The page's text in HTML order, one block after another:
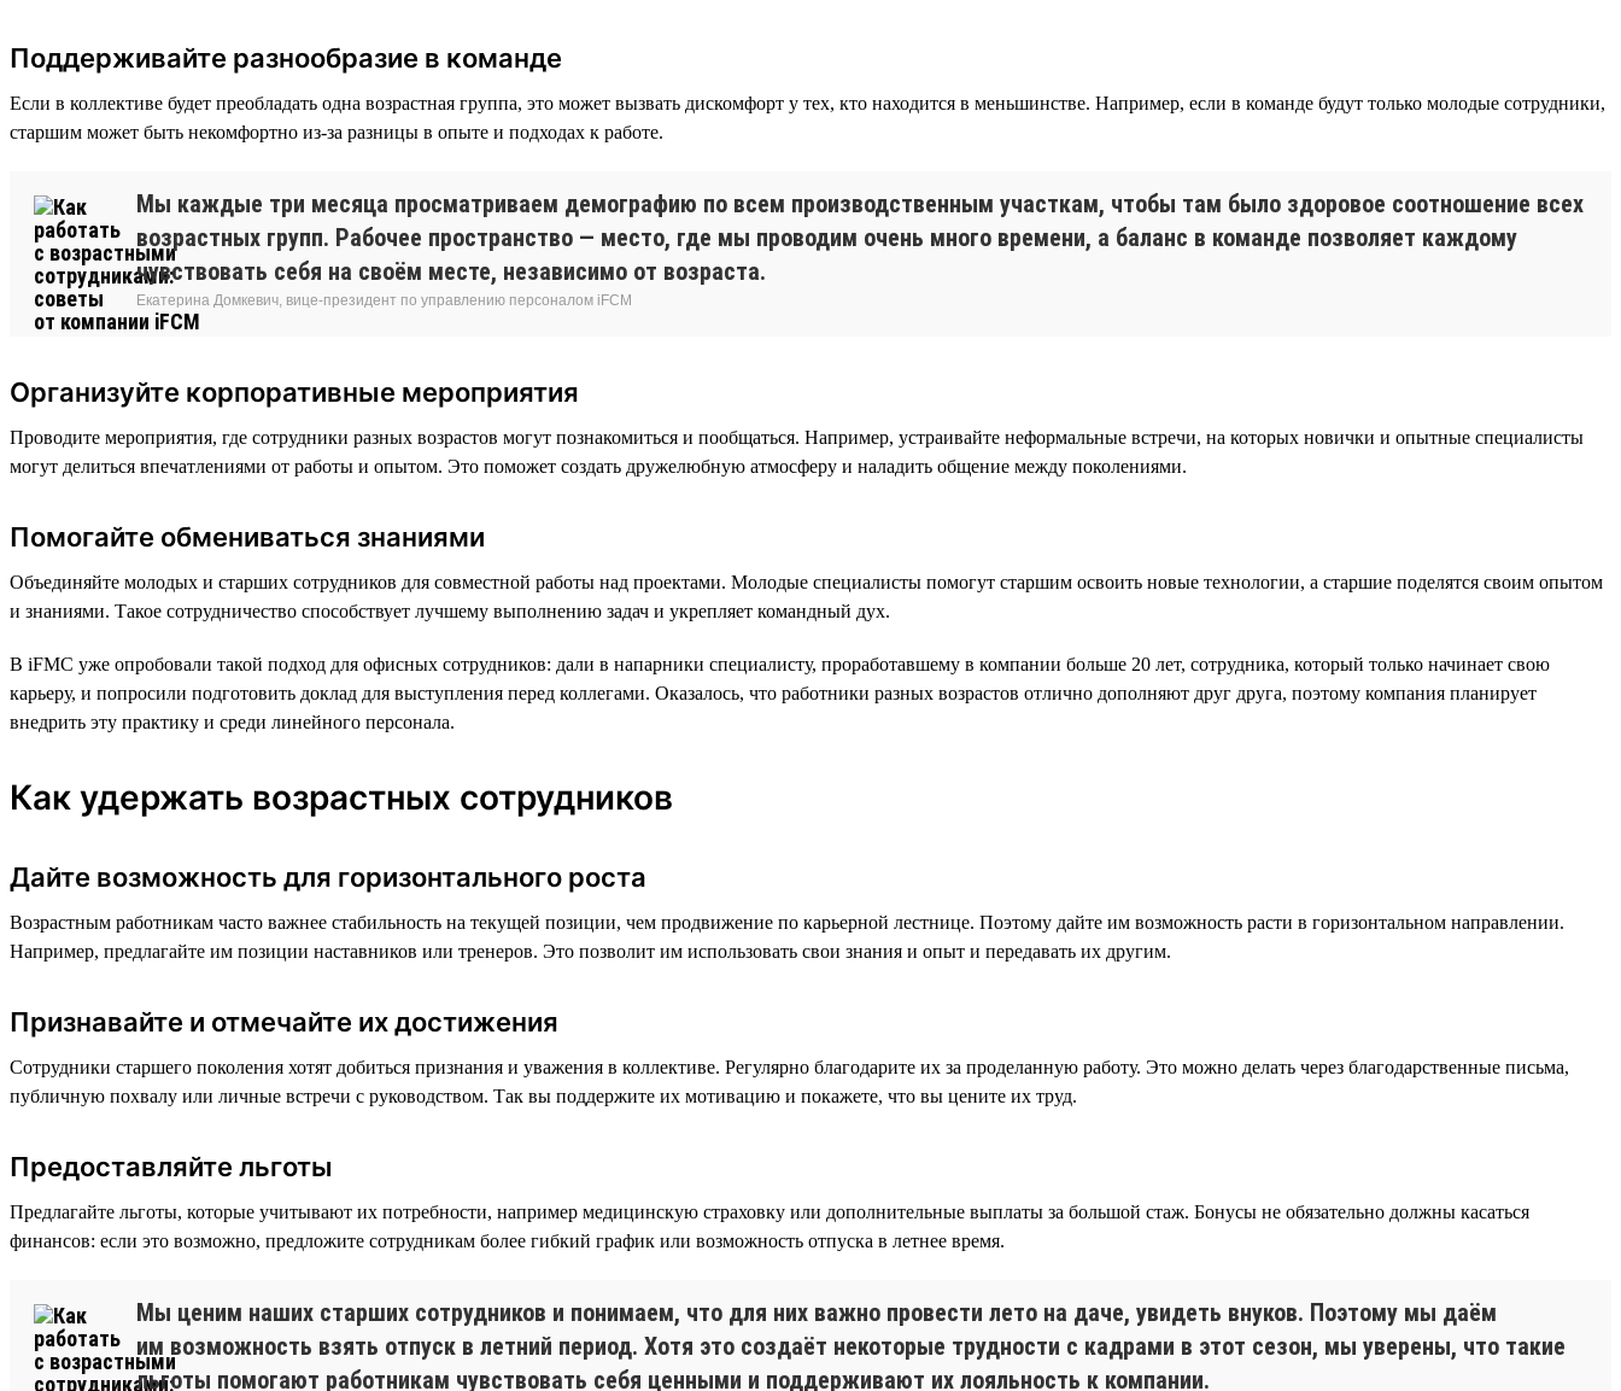
Поддерживайте разнообразие в команде
Если в коллективе будет преобладать одна возрастная группа, это может вызвать дискомфорт у тех, кто находится в меньшинстве. Например, если в команде будут только молодые сотрудники,
старшим может быть некомфортно из-за разницы в опыте и подходах к работе.
Мы каждые три месяца просматриваем демографию по всем производственным участкам, чтобы там было здоровое соотношение всех
возрастных групп. Рабочее пространство — место, где мы проводим очень много времени, а баланс в команде позволяет каждому
чувствовать себя на своём месте, независимо от возраста.
Екатерина Домкевич, вице-президент по управлению персоналом iFCM
Организуйте корпоративные мероприятия
Проводите мероприятия, где сотрудники разных возрастов могут познакомиться и пообщаться. Например, устраивайте неформальные встречи, на которых новички и опытные специалисты
могут делиться впечатлениями от работы и опытом. Это поможет создать дружелюбную атмосферу и наладить общение между поколениями.
Помогайте обмениваться знаниями
Объединяйте молодых и старших сотрудников для совместной работы над проектами. Молодые специалисты помогут старшим освоить новые технологии, а старшие поделятся своим опытом
и знаниями. Такое сотрудничество способствует лучшему выполнению задач и укрепляет командный дух.
В iFMC уже опробовали такой подход для офисных сотрудников: дали в напарники специалисту, проработавшему в компании больше 20 лет, сотрудника, который только начинает свою
карьеру, и попросили подготовить доклад для выступления перед коллегами. Оказалось, что работники разных возрастов отлично дополняют друг друга, поэтому компания планирует
внедрить эту практику и среди линейного персонала.
Как удержать возрастных сотрудников
Дайте возможность для горизонтального роста
Возрастным работникам часто важнее стабильность на текущей позиции, чем продвижение по карьерной лестнице. Поэтому дайте им возможность расти в горизонтальном направлении.
Например, предлагайте им позиции наставников или тренеров. Это позволит им использовать свои знания и опыт и передавать их другим.
Признавайте и отмечайте их достижения
Сотрудники старшего поколения хотят добиться признания и уважения в коллективе. Регулярно благодарите их за проделанную работу. Это можно делать через благодарственные письма,
публичную похвалу или личные встречи с руководством. Так вы поддержите их мотивацию и покажете, что вы цените их труд.
Предоставляйте льготы
Предлагайте льготы, которые учитывают их потребности, например медицинскую страховку или дополнительные выплаты за большой стаж. Бонусы не обязательно должны касаться
финансов: если это возможно, предложите сотрудникам более гибкий график или возможность отпуска в летнее время.
Мы ценим наших старших сотрудников и понимаем, что для них важно провести лето на даче, увидеть внуков. Поэтому мы даём
им возможность взять отпуск в летний период. Хотя это создаёт некоторые трудности с кадрами в этот сезон, мы уверены, что такие
льготы помогают работникам чувствовать себя ценными и поддерживают их лояльность к компании.